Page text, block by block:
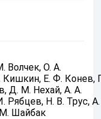
Волчек, О. А.
Кишкин, Е. Ф. Конев,
Д. М. Нехай, А. А.
Рябцев, Н. В. Трус, А.
Шайбак